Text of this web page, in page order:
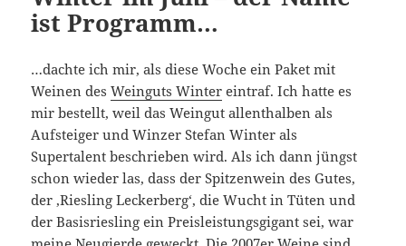
ist Programm…
…dachte ich mir, als diese Woche ein Paket mit
Weinen desWeinguts Winter eintraf. Ich hatte es
mir bestellt, weil das Weingut allenthalben als
Aufsteiger und Winzer Stefan Winter als
Supertalent beschrieben wird. Als ich dann jüngst
schon wieder las, dass der Spitzenwein des Gutes,
der ‚Riesling Leckerberg‘, die Wucht in Tüten und
der Basisriesling ein Preisleistungsgigant sei, war